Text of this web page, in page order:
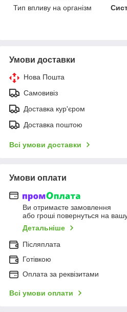
Тип впливу на організм
Умови доставки
Нова Пошта
Самовивіз
Доставка кур'єром
Доставка поштою
Всі умови доставки
Умови оплати
Ви отримаєте замовлення
або гроші повернуться на
Детальніше
Післяплата
Готівкою
Оплата за реквізитами
Всі умови оплати